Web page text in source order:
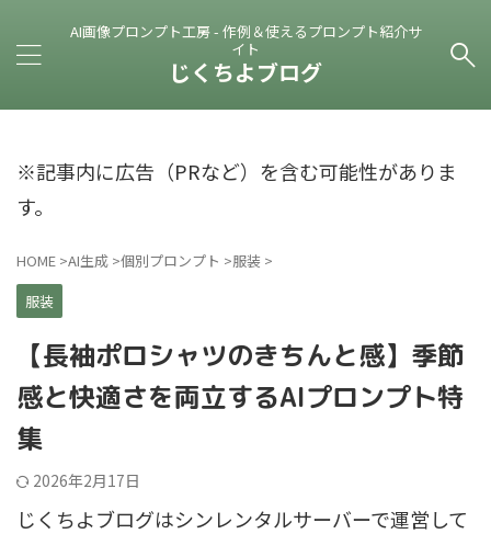
AI画像プロンプト工房 - 作例＆使えるプロンプト紹介サ
イト
じくちよブログ
※記事内に広告（PRなど）を含む可能性がありま
す。
HOME >AI生成 >個別プロンプト >服装 >
服装
【長袖ポロシャツのきちんと感】季節
感と快適さを両立するAIプロンプト特
集
2026年2月17日
じくちよブログはシンレンタルサーバーで運営して